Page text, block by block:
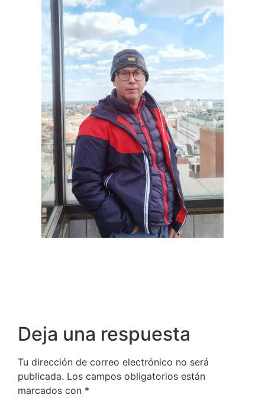
Deja una respuesta
Tu dirección de correo electrónico no será
publicada. Los campos obligatorios están
marcados con *